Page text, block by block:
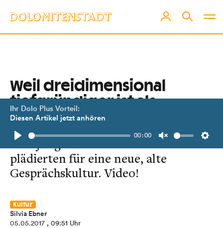
Ihr Dolo Plus Vorteil:
Diesen Artikel jetzt anhören
Play
00:00
Unmute
Weil dreidimensional
tiefgründiger ist als
zweidimensional …
Drei junge Osttirolerinnen
plädierten für eine neue, alte
Gesprächskultur. Video!
Kultur
Silvia Ebner
05.05.2017 , 09:51 Uhr